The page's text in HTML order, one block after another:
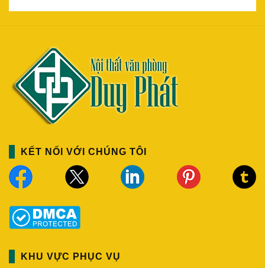
KẾT NỐI VỚI CHÚNG TÔI
KHU VỰC PHỤC VỤ